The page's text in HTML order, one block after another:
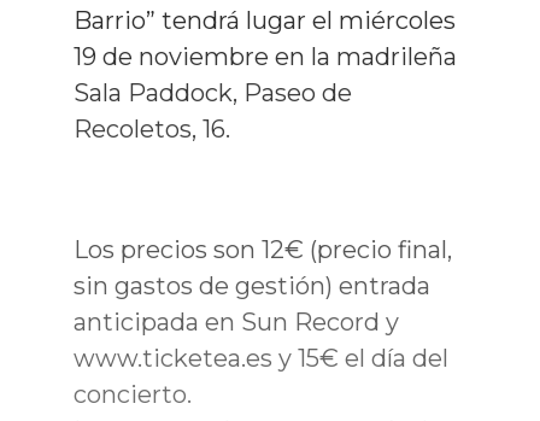
Barrio” tendrá lugar el miércoles
19 de noviembre en la madrileña
Sala Paddock, Paseo de
Recoletos, 16.
Los precios son 12€ (precio final,
sin gastos de gestión) entrada
anticipada en Sun Record y
www.ticketea.es y 15€ el día del
concierto.